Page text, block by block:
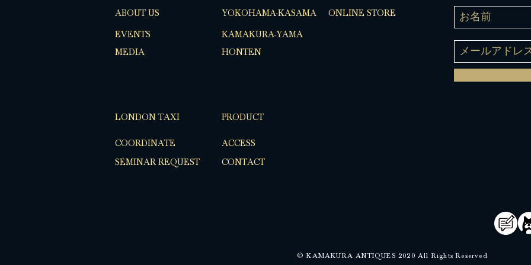
ABOUT US
EVENTS
MEDIA
YOKOHAMA-KASAMA ONLINE STORE
KAMAKURA-YAMA
HONTEN
LONDON TAXI
COORDINATE
SEMINAR REQUEST
PRODUCT
ACCESS
CONTACT
© KAMAKURA ANTIQUES 2020 All Rights Reserved